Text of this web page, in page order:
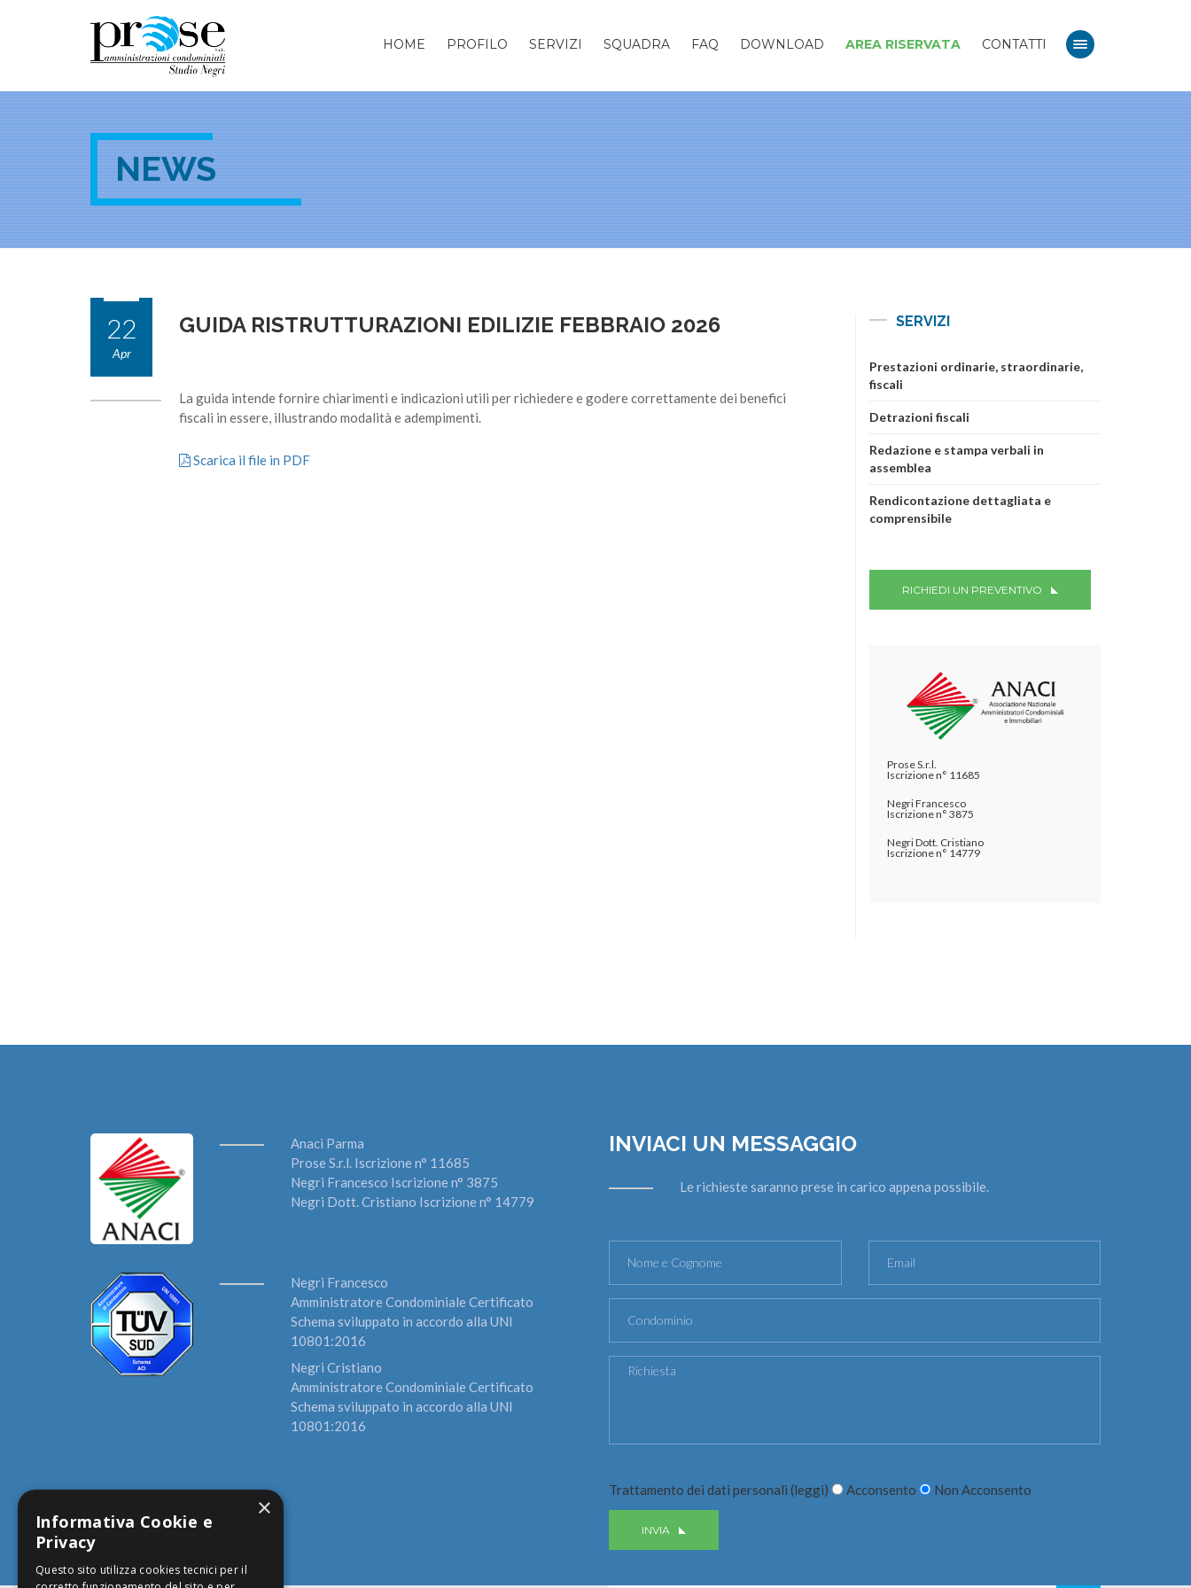
HOME PROFILO SERVIZI SQUADRA FAQ DOWNLOAD AREA RISERVATA CONTATTI
NEWS
22
Apr
GUIDA RISTRUTTURAZIONI EDILIZIE FEBBRAIO 2026
La guida intende fornire chiarimenti e indicazioni utili per richiedere e godere correttamente dei benefici
fiscali in essere, illustrando modalità e adempimenti.
Scarica il file in PDF
SERVIZI
Prestazioni ordinarie, straordinarie,
fiscali
Detrazioni fiscali
Redazione e stampa verbali in
assemblea
Rendicontazione dettagliata e
comprensibile
RICHIEDI UN PREVENTIVO
Prose S.r.l.
Iscrizione n° 11685
Negri Francesco
Iscrizione n° 3875
Negri Dott. Cristiano
Iscrizione n° 14779
Anaci Parma
Prose S.r.l. Iscrizione n° 11685
Negri Francesco Iscrizione n° 3875
Negri Dott. Cristiano Iscrizione n° 14779
Negri Francesco
Amministratore Condominiale Certificato
Schema sviluppato in accordo alla UNI
10801:2016
Negri Cristiano
Amministratore Condominiale Certificato
Schema sviluppato in accordo alla UNI
10801:2016
INVIACI UN MESSAGGIO
Le richieste saranno prese in carico appena possibile.
Trattamento dei dati personali (leggi) Acconsento Non Acconsento
INVIA
×
Informativa Cookie e
Privacy
Questo sito utilizza cookies tecnici per il